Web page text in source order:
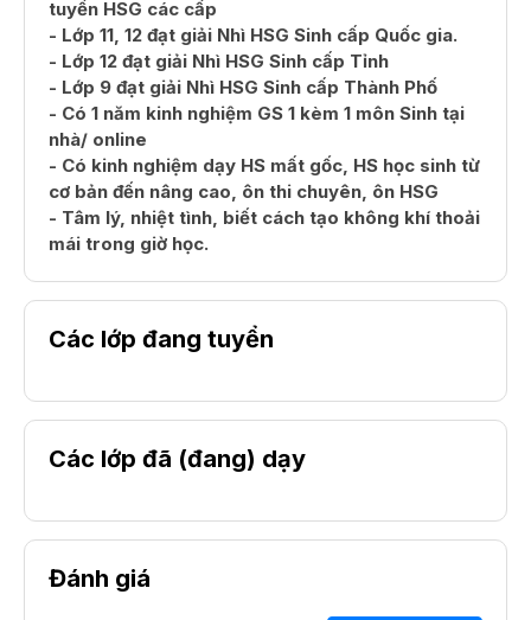
tuyển HSG các cấp
- Lớp 11, 12 đạt giải Nhì HSG Sinh cấp Quốc gia.
- Lớp 12 đạt giải Nhì HSG Sinh cấp Tỉnh
- Lớp 9 đạt giải Nhì HSG Sinh cấp Thành Phố
- Có 1 năm kinh nghiệm GS 1 kèm 1 môn Sinh tại
nhà/ online
- Có kinh nghiệm dạy HS mất gốc, HS học sinh từ
cơ bản đến nâng cao, ôn thi chuyên, ôn HSG
- Tâm lý, nhiệt tình, biết cách tạo không khí thoải
mái trong giờ học.
Các lớp đang tuyển
Các lớp đã (đang) dạy
Đánh giá